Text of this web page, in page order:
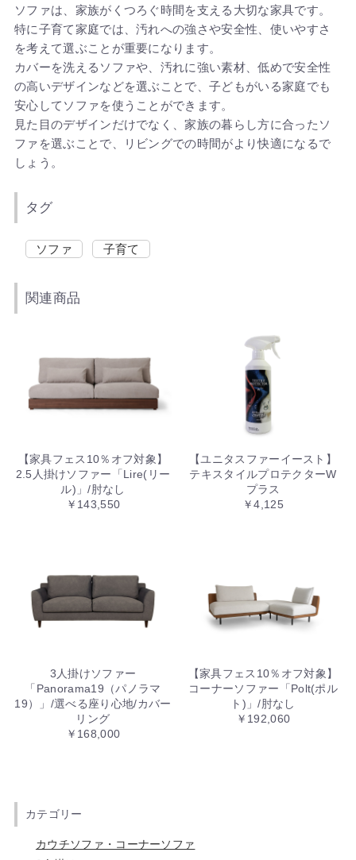
ソファは、家族がくつろぐ時間を支える大切な家具です。
特に子育て家庭では、汚れへの強さや安全性、使いやすさ
を考えて選ぶことが重要になります。
カバーを洗えるソファや、汚れに強い素材、低めで安全性
の高いデザインなどを選ぶことで、子どもがいる家庭でも
安心してソファを使うことができます。
見た目のデザインだけでなく、家族の暮らし方に合ったソ
ファを選ぶことで、リビングでの時間がより快適になるで
しょう。
タグ
ソファ 子育て
関連商品
【家具フェス10％オフ対象】
2.5人掛けソファー「Lire(リー
ル)」/肘なし
￥143,550
【ユニタスファーイースト】
テキスタイルプロテクターW
プラス
￥4,125
3人掛けソファー
「Panorama19（パノラマ
19）」/選べる座り心地/カバー
リング
￥168,000
【家具フェス10％オフ対象】
コーナーソファー「Polt(ポル
ト)」/肘なし
￥192,060
カテゴリー
カウチソファ・コーナーソファ